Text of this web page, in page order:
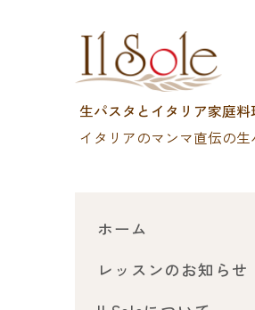
生パスタとイタリア家庭料
イタリアのマンマ直伝の
ホーム
レッスンのお知らせ